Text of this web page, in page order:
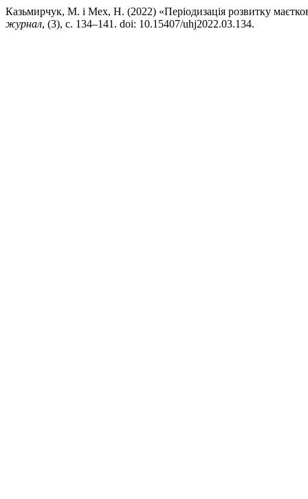
Казьмирчук, М. і Мех, Н. (2022) «Періодизація розвитку
журнал, (3), с. 134–141. doi: 10.15407/uhj2022.03.134.